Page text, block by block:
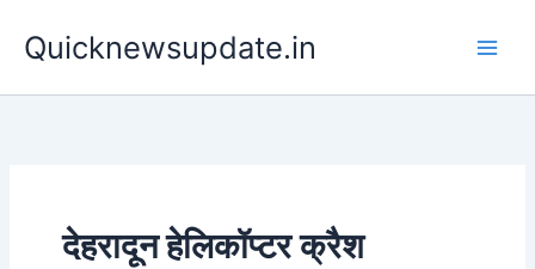
Quicknewsupdate.in
देहरादून हेलिकॉप्टर क्रैश